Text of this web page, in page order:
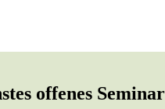
offenes